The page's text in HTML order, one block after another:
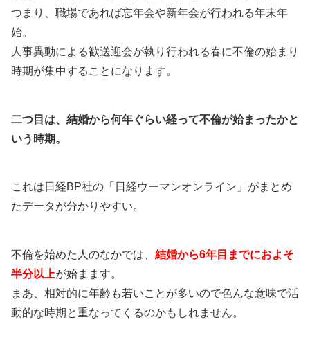
つまり、職場であれば忘年会や新年会が行われる年末年
始。
人事異動による歓送迎会が執り行われる春に不倫の始まり
時期が集中することになります。
二つ目は、結婚から何年ぐらい経って不倫が始まったかと
いう時期。
これは日経BP社の「日経ウーマンオンライン」がまとめ
たデータが分かりやすい。
不倫を始めた人のなかでは、 結婚から6年目までにおよそ
半分以上が始まます。
まあ、相対的に年齢も若いことが多いので色んな意味で活
動的な時期と重なってくるのかもしれません。